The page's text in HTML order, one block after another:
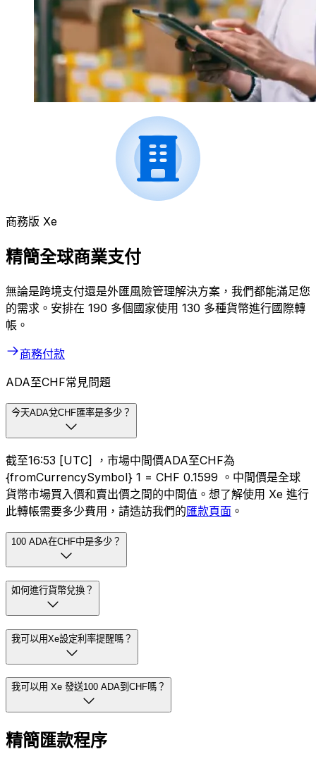
商務版 Xe
精簡全球商業支付
無論是跨境支付還是外匯風險管理解決方案，我們都能滿足您
的需求。安排在 190 多個國家使用 130 多種貨幣進行國際轉
帳。
商務付款
ADA至CHF常見問題
今天ADA兌CHF匯率是多少？
截至16:53 [UTC] ，市場中間價ADA至CHF為
{fromCurrencySymbol} 1 = CHF 0.1599 。中間價是全球
貨幣市場買入價和賣出價之間的中間值。想了解使用 Xe 進行
此轉帳需要多少費用，請造訪我們的匯款頁面 。
100 ADA在CHF中是多少？
如何進行貨幣兌換？
我可以用Xe設定利率提醒嗎？
我可以用 Xe 發送100 ADA到CHF嗎？
精簡匯款程序